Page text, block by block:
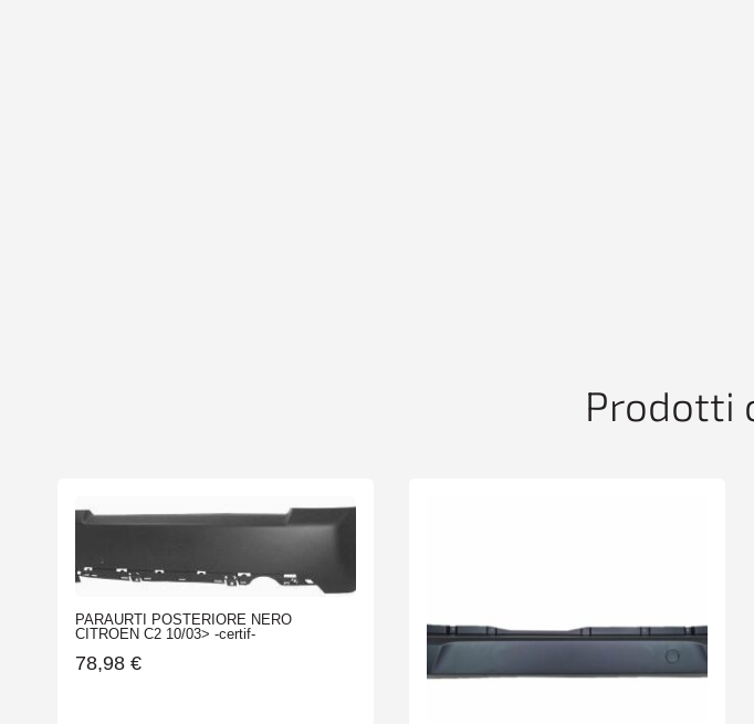
Prodotti
PARAURTI POSTERIORE NERO
CITROEN C2 10/03> -certif-
78,98 €